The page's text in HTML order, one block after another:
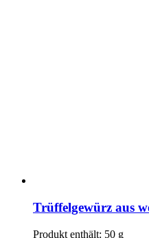
Trüffelgewürz aus
Produkt enthält: 50 g